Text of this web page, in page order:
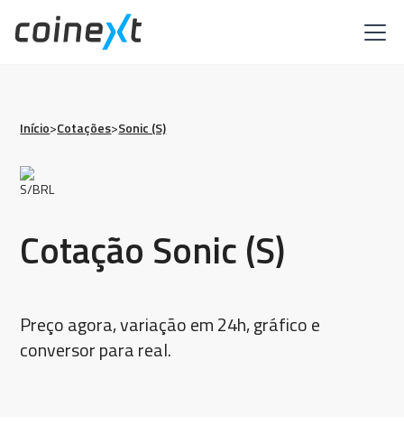
Início>Cotações>Sonic (S)
Cotação Sonic (S)
Preço agora, variação em 24h, gráfico e
conversor para real.